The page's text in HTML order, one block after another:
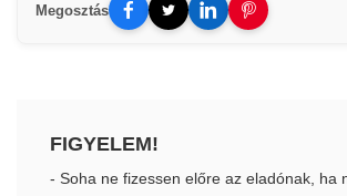
Megosztás
FIGYELEM!
- Soha ne fizessen előre az eladónak, ha